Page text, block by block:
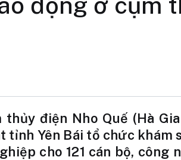
thủy điện Nho Quế (Hà
tỉnh Yên Bái tổ chức khám
cho 121 cán bộ, công